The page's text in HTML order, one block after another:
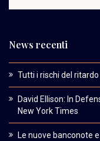
News recenti
Tutti i rischi del
David Ellison: In
New York Times
Le nuove banconote